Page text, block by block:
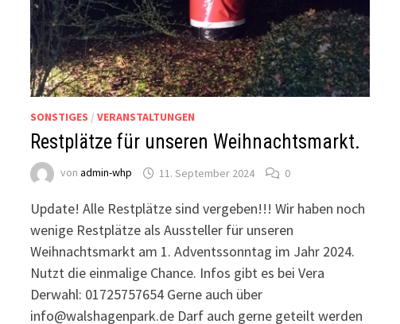
SONSTIGES /VERANSTALTUNGEN
Restplätze für unseren Weihnachtsmarkt.
vonadmin-whp 11. September 2024 0
Update! Alle Restplätze sind vergeben!!! Wir haben noch
wenige Restplätze als Aussteller für unseren
Weihnachtsmarkt am 1. Adventssonntag im Jahr 2024.
Nutzt die einmalige Chance. Infos gibt es bei Vera
Derwahl: 01725757654 Gerne auch über
info@walshagenpark.de Darf auch gerne geteilt werden